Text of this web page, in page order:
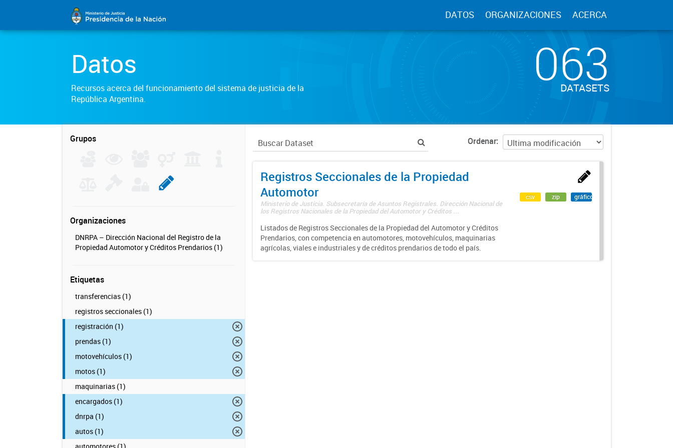
DATOS ORGANIZACIONES ACERCA
Datos
Recursos acerca del funcionamiento del sistema de justicia de la
República Argentina.
063
DATASETS
Grupos
Organizaciones
DNRPA – Dirección Nacional del Registro de la
Propiedad Automotor y Créditos Prendarios (1)
Etiquetas
transferencias (1)
registros seccionales (1)
registración (1)
prendas (1)
motovehículos (1)
motos (1)
maquinarias (1)
encargados (1)
dnrpa (1)
autos (1)
Ordenar
Registros Seccionales de la Propiedad
Automotor
Ministerio de Justicia. Subsecretaría de Asuntos Registrales. Dirección Nacional de
los Registros Nacionales de la Propiedad del Automotor y Créditos ...
Listados de Registros Seccionales de la Propiedad del Automotor y Créditos
Prendarios, con competencia en automotores, motovehículos, maquinarias
agrícolas, viales e industriales y de créditos prendarios de todo el país.
csv zip gráfico